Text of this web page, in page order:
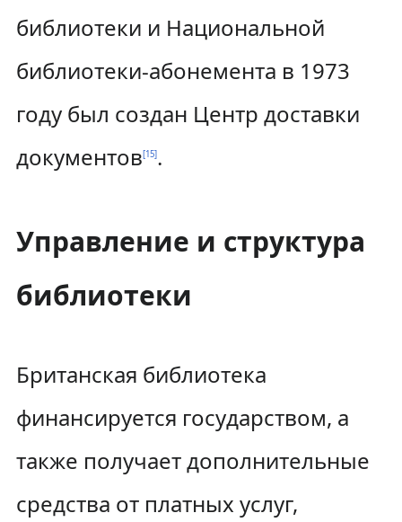
библиотеки и Национальной
библиотеки-абонемента в 1973
году был создан Центр доставки
документов[15].
Управление и структура
библиотеки
Британская библиотека
финансируется государством, а
также получает дополнительные
средства от платных услуг,